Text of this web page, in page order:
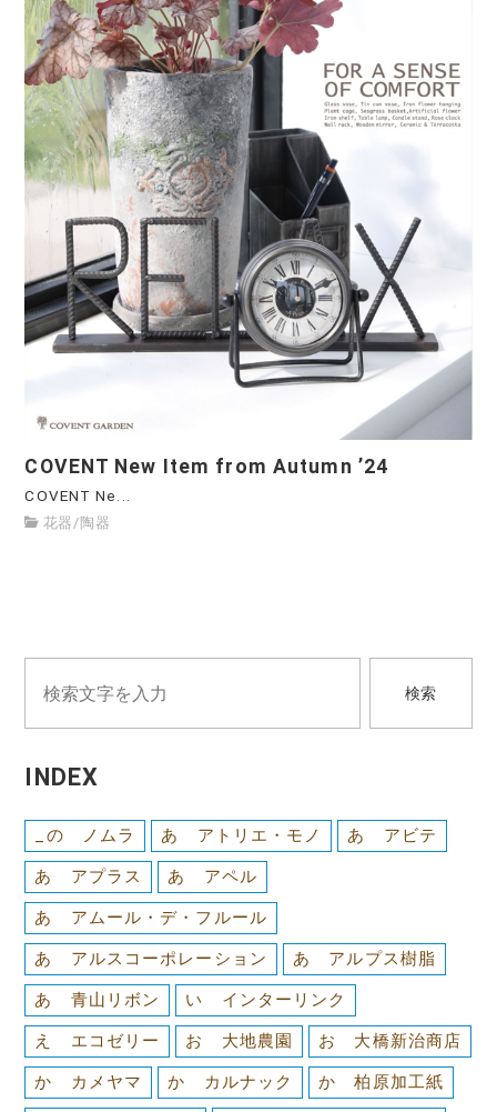
COVENT New Item from Autumn ’24
COVENT Ne...
花器/ 陶器
検索
INDEX
_の ノムラ あ アトリエ・モノ あ アビテ
あ アプラス あ アペル
あ アムール・デ・フルール
あ アルスコーポレーション あ アルプス樹脂
あ 青山リボン い インターリンク
え エコゼリー お 大地農園 お 大橋新治商店
か カメヤマ か カルナック か 柏原加工紙